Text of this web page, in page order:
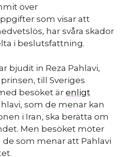
över
som visar att
har svåra skador
i beslutsfattning.
bjudit in Reza Pahlavi,
till Sveriges
besöket är enligt
som de menar kan
i Iran, ska berätta om
Men besöket möter
de som menar att Pahlavi